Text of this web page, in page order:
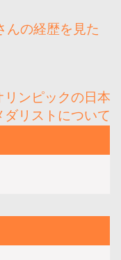
んの経歴を見た
ンピックの日本
ダリストについて